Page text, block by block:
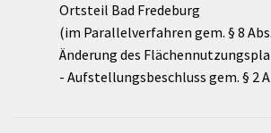
Ortsteil Bad Fredeburg
(im Parallelverfahren gem. § 8
Änderung des
- Aufstellungsbeschluss gem. § 2